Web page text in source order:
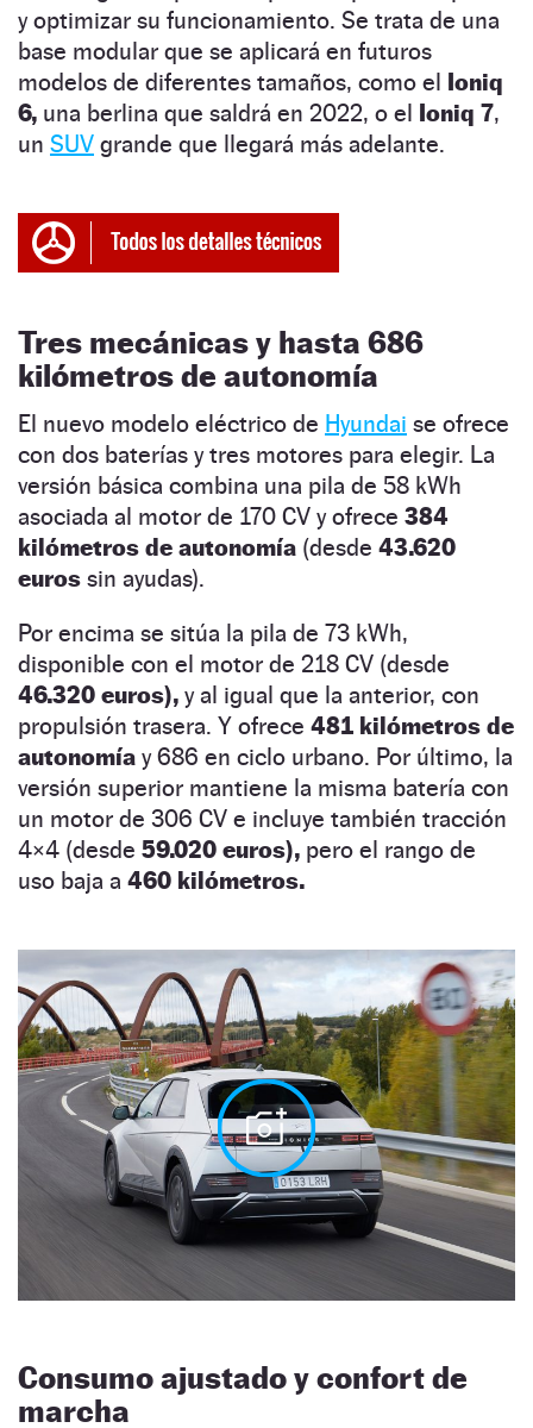
y optimizar su funcionamiento. Se trata de una
base modular que se aplicará en futuros
modelos de diferentes tamaños, como el Ioniq
6, una berlina que saldrá en 2022, o el Ioniq 7,
un SUV grande que llegará más adelante.
Tres mecánicas y hasta 686
kilómetros de autonomía
El nuevo modelo eléctrico de Hyundai se ofrece
con dos baterías y tres motores para elegir. La
versión básica combina una pila de 58 kWh
asociada al motor de 170 CV y ofrece 384
kilómetros de autonomía (desde 43.620
euros sin ayudas).
Por encima se sitúa la pila de 73 kWh,
disponible con el motor de 218 CV (desde
46.320 euros), y al igual que la anterior, con
propulsión trasera. Y ofrece 481 kilómetros de
autonomía y 686 en ciclo urbano. Por último, la
versión superior mantiene la misma batería con
un motor de 306 CV e incluye también tracción
4×4 (desde 59.020 euros), pero el rango de
uso baja a 460 kilómetros.
Consumo ajustado y confort de
marcha